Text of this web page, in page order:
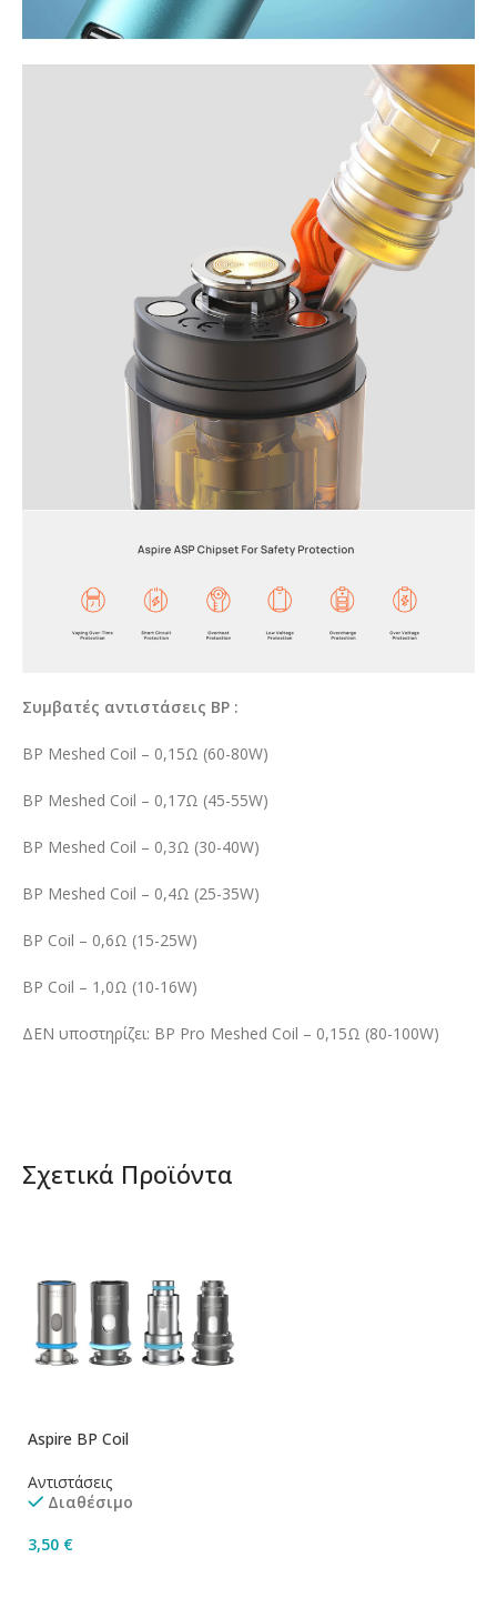
Συμβατές αντιστάσεις BP :
BP Meshed Coil – 0,15Ω (60-80W)
BP Meshed Coil – 0,17Ω (45-55W)
BP Meshed Coil – 0,3Ω (30-40W)
BP Meshed Coil – 0,4Ω (25-35W)
BP Coil – 0,6Ω (15-25W)
BP Coil – 1,0Ω (10-16W)
ΔΕΝ υποστηρίζει: BP Pro Meshed Coil – 0,15Ω (80-100W)
Σχετικά Προϊόντα
Aspire BP Coil
Αντιστάσεις
Διαθέσιμο
3,50 €